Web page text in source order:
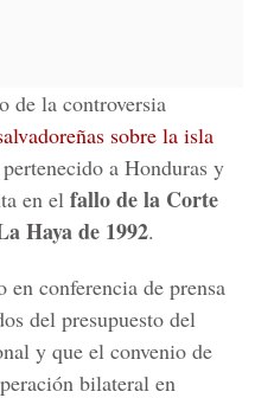
de la controversia
sobre la isla
a Honduras y
en el fallo de la Corte
Haya de 1992.
conferencia de prensa
del presupuesto del
y que el convenio de
bilateral en